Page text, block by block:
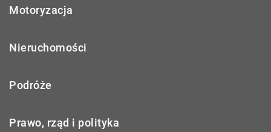
Motoryzacja
Nieruchomości
Podróże
Prawo, rząd i polityka